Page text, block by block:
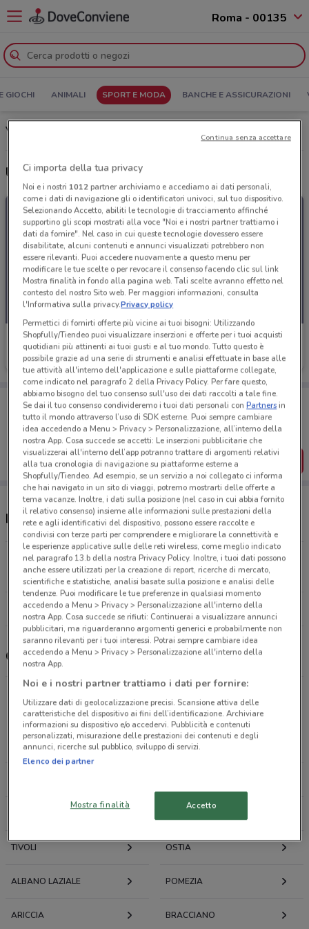
Roma - 00135
GIOCHI ANIMALI SPORT E MODA BANCHE E ASSICURAZIONI
Volantino e Offerte Centro Leonardo: sfoglia il Catalogo
Ultime offerte del volantino Centro Leonardo
Centro Leonardo
Scade il 31/12 19.8 km
Porta DoveConviene sempre con te!
Puoi trovare le migliori offerte dei negozi vicino a te,
salvarle e creare la tua lista del risparmio, comodamente
dal tuo cellulare.
SCARICA L’APP
Negozi Centro Leonardo nelle vicinanze
Viale Donato Bramante, 31/65 Fiumicino
19.8 km
Tutti i negozi Centro Leonardo
Centro Leonardo, offerte e negozi
Offerte volantini e cataloghi per città nelle vicinanze
ROMA FIUMICINO
TIVOLI OSTIA
ALBANO LAZIALE POMEZIA
ARICCIA BRACCIANO
Ci importa della tua privacy
Noi e i nostri 1012partner archiviamo e accediamo ai dati personali,
come i dati di navigazione gli o identificatori univoci, sul tuo dispositivo.
Selezionando Accetto, abiliti le tecnologie di tracciamento affinché
supportino gli scopi mostrati alla voce "Noi e i nostri partner trattiamo i
dati da fornire". Nel caso in cui queste tecnologie dovessero essere
disabilitate, alcuni contenuti e annunci visualizzati potrebbero non
essere rilevanti. Puoi accedere nuovamente a questo menu per
modificare le tue scelte o per revocare il consenso facendo clic sul link
Mostra finalità in fondo alla pagina web. Tali scelte avranno effetto nel
contesto del nostro Sito web. Per maggiori informazioni, consulta
l'Informativa sulla privacy.Privacy policy
Permettici di fornirti offerte più vicine ai tuoi bisogni: Utilizzando
Shopfully/Tiendeo puoi visualizzare inserzioni e offerte per i tuoi acquisti
quotidiani più attinenti ai tuoi gusti e al tuo mondo. Tutto questo è
possibile grazie ad una serie di strumenti e analisi effettuate in base alle
tue attività all'interno dell'applicazione e sulle piattaforme collegate,
come indicato nel paragrafo 2 della Privacy Policy. Per fare questo,
abbiamo bisogno del tuo consenso sull'uso dei dati raccolti a tale fine.
Se dai il tuo consenso condivideremo i tuoi dati personali conPartnersin
tutto il mondo attraverso l’uso di SDK esterne. Puoi sempre cambiare
idea accedendo a Menu > Privacy > Personalizzazione, all’interno della
nostra App. Cosa succede se accetti: Le inserzioni pubblicitarie che
visualizzerai all'interno dell’app potranno trattare di argomenti relativi
alla tua cronologia di navigazione su piattaforme esterne a
Shopfully/Tiendeo. Ad esempio, se un servizio a noi collegato ci informa
che hai navigato in un sito di viaggi, potremo mostrarti delle offerte a
tema vacanze. Inoltre, i dati sulla posizione (nel caso in cui abbia fornito
il relativo consenso) insieme alle informazioni sulle prestazioni della
rete e agli identificativi del dispositivo, possono essere raccolte e
condivisi con terze parti per comprendere e migliorare la connettività e
le esperienze applicative sulle delle reti wireless, come meglio indicato
nel paragrafo 13.b della nostra Privacy Policy. Inoltre, i tuoi dati possono
anche essere utilizzati per la creazione di report, ricerche di mercato,
scientifiche e statistiche, analisi basate sulla posizione e analisi delle
tendenze. Puoi modificare le tue preferenze in qualsiasi momento
accedendo a Menu > Privacy > Personalizzazione all'interno della
nostra App. Cosa succede se rifiuti: Continuerai a visualizzare annunci
pubblicitari, ma riguarderanno argomenti generici e probabilmente non
saranno rilevanti per i tuoi interessi. Potrai sempre cambiare idea
accedendo a Menu > Privacy > Personalizzazione all'interno della
nostra App.
Noi e i nostri partner trattiamo i dati per fornire:
Utilizzare dati di geolocalizzazione precisi. Scansione attiva delle
caratteristiche del dispositivo ai fini dell’identificazione. Archiviare
informazioni su dispositivo e/o accedervi. Pubblicità e contenuti
personalizzati, misurazione delle prestazioni dei contenuti e degli
annunci, ricerche sul pubblico, sviluppo di servizi.
Elenco dei partner
Mostra finalità Accetto
Continua senza accettare